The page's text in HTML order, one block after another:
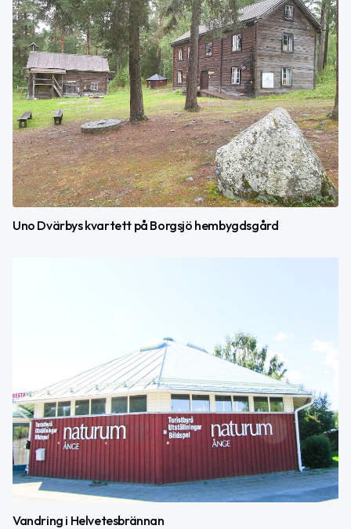
Uno Dvärbys kvartett på Borgsjö hembygdsgård
Vandring i Helvetesbrännan